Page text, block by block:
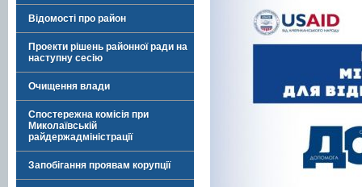
Відомості про район
Проекти рішень районної ради на
наступну сесію
Очищення влади
Спостережна комісія при
Миколаївській
райдержадміністрації
Запобігання проявам корупції